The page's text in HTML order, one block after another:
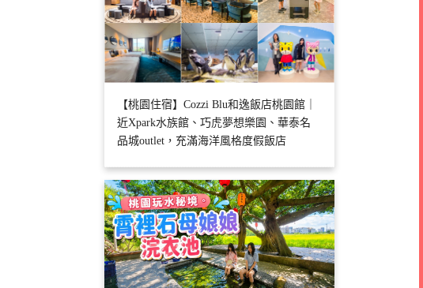
【桃園住宿】Cozzi Blu和逸飯店桃園館｜
近Xpark水族館、巧虎夢想樂園、華泰名
品城outlet，充滿海洋風格度假飯店